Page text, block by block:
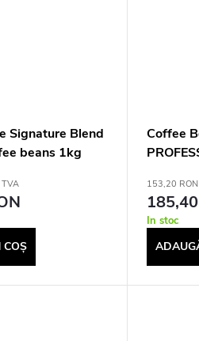
Signature Blend
beans 1kg
Coffee
153,20
In stoc